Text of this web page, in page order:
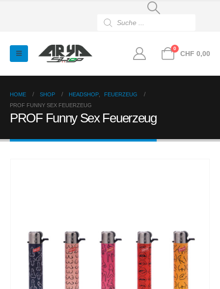
search
0
CHF 0,00
HOME SHOP HEADSHOP
FEUERZEUG
PROF FUNNY SEX FEUERZEUG
PROF Funny Sex Feuerzeug